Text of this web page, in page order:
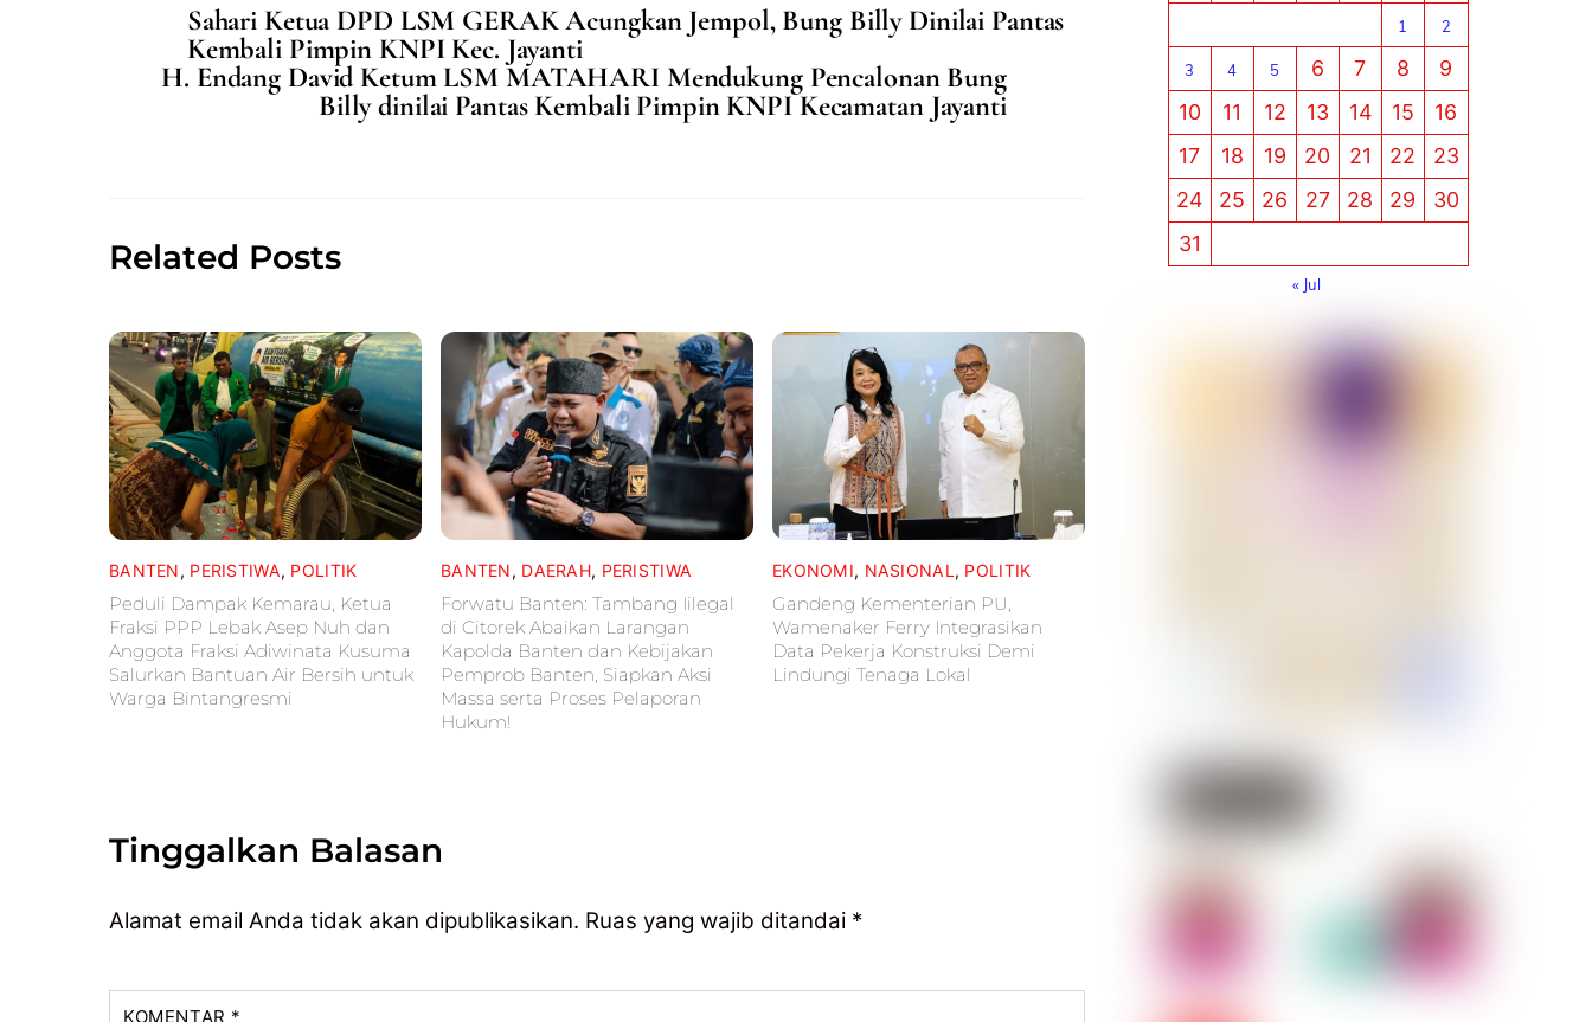
b
l
s
A
p
e
Sahari Ketua DPD LSM GERAK Acungkan Jempol, Bung Billy Dinilai Pantas
Kembali Pimpin KNPI Kec. Jayanti
H. Endang David Ketum LSM MATAHARI Mendukung Pencalonan Bung
Billy dinilai Pantas Kembali Pimpin KNPI Kecamatan Jayanti
Related Posts
BANTEN, PERISTIWA, POLITIK
Peduli Dampak Kemarau, Ketua
Fraksi PPP Lebak Asep Nuh dan
Anggota Fraksi Adiwinata Kusuma
Salurkan Bantuan Air Bersih untuk
Warga Bintangresmi
BANTEN, DAERAH, PERISTIWA
Forwatu Banten: Tambang Iilegal
di Citorek Abaikan Larangan
Kapolda Banten dan Kebijakan
Pemprob Banten, Siapkan Aksi
Massa serta Proses Pelaporan
Hukum!
EKONOMI, NASIONAL , POLITIK
Gandeng Kementerian PU,
Wamenaker Ferry Integrasikan
Data Pekerja Konstruksi Demi
Lindungi Tenaga Lokal
Tinggalkan Balasan
Alamat email Anda tidak akan dipublikasikan. Ruas yang wajib ditandai *
KOMENTAR *
1 2
3 4 5 6 7 8
9
10
11 12 13 14 15
16
17
18 19 20 21 22
23
24
25 26 27 28 29
30
31
« Jul